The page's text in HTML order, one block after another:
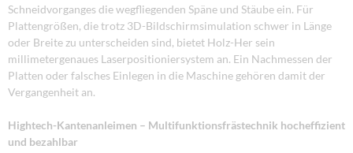
Schneidvorganges die wegfliegenden Späne und Stäube ein. Für
Plattengrößen, die trotz 3D-Bildschirmsimulation schwer in Länge
oder Breite zu unterscheiden sind, bietet Holz-Her sein
millimetergenaues Laserpositioniersystem an. Ein Nachmessen der
Platten oder falsches Einlegen in die Maschine gehören damit der
Vergangenheit an.
Hightech-Kantenanleimen – Multifunktionsfrästechnik hocheffizient
und bezahlbar